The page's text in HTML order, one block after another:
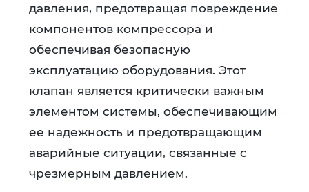
давления, предотвращая повреждение
компонентов компрессора и
обеспечивая безопасную
эксплуатацию оборудования. Этот
клапан является критически важным
элементом системы, обеспечивающим
ее надежность и предотвращающим
аварийные ситуации, связанные с
чрезмерным давлением.
У меня компрессор с давлением 7 Бар.
Подойдёт ли этот клапан?
Добрый день! Да, только если у Вас
присоединительные размеры 1/4.